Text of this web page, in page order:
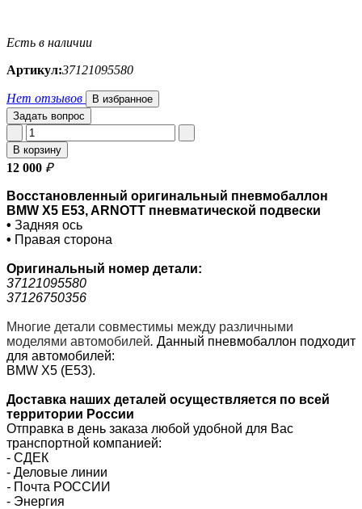
Есть в наличии
Артикул:37121095580
Нет отзывов
В избранное
Задать вопрос
В корзину
12 000 ₽
Восстановленный оригинальный пневмобаллон
BMW X5 E53, ARNOTT пневматической подвески
• Задняя ось
• Правая сторона
Оригинальный номер детали:
37121095580
37126750356
Многие детали совместимы между различными
моделями автомобилей. Данный пневмобаллон подходит
для автомобилей:
BMW X5 (E53).
Доставка наших деталей осуществляется по всей
территории России
Отправка в день заказа любой удобной для Вас
транспортной компанией:
- СДЕК
- Деловые линии
- Почта РОССИИ
- Энергия